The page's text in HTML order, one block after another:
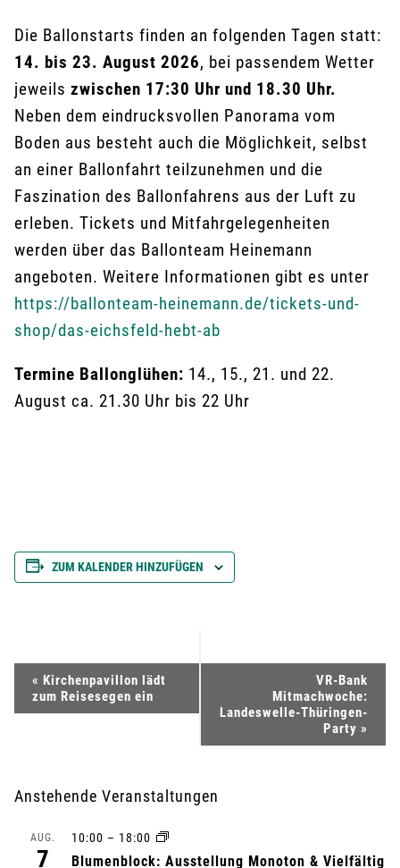
Die Ballonstarts finden an folgenden Tagen statt:
14. bis 23. August 2026, bei passendem Wetter
jeweils zwischen 17:30 Uhr und 18.30 Uhr.
Neben dem eindrucksvollen Panorama vom
Boden aus besteht auch die Möglichkeit, selbst
an einer Ballonfahrt teilzunehmen und die
Faszination des Ballonfahrens aus der Luft zu
erleben. Tickets und Mitfahrgelegenheiten
werden über das Ballonteam Heinemann
angeboten. Weitere Informationen gibt es unter
https://ballonteam-heinemann.de/tickets-und-
shop/das-eichsfeld-hebt-ab
Termine Ballonglühen: 14., 15., 21. und 22.
August ca. 21.30 Uhr bis 22 Uhr
ZUM KALENDER HINZUFÜGEN
e
a
« Kirchenpavillon lädt
zum Reisesegen ein
VR-Bank
Mitmachwoche:
Landeswelle-Thüringen-
Party »
Anstehende Veranstaltungen
AUG.
7
10:00 – 18:00
Blumenblock: Ausstellung Monoton & Vielfältig